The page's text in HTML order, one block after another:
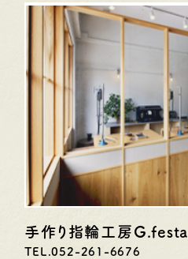
手作り指輪工房G.festa
TEL.052-261-6676